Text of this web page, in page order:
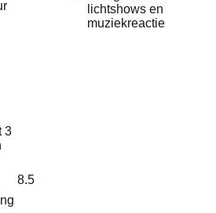
lichtshows en
muziekreactie
3
8.5